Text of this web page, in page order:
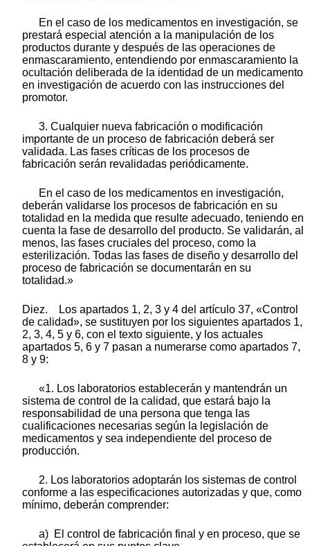
En el caso de los medicamentos en investigación, se
prestará especial atención a la manipulación de los
productos durante y después de las operaciones de
enmascaramiento, entendiendo por enmascaramiento la
ocultación deliberada de la identidad de un medicamento
en investigación de acuerdo con las instrucciones del
promotor.
3. Cualquier nueva fabricación o modificación
importante de un proceso de fabricación deberá ser
validada. Las fases críticas de los procesos de
fabricación serán revalidadas periódicamente.
En el caso de los medicamentos en investigación,
deberán validarse los procesos de fabricación en su
totalidad en la medida que resulte adecuado, teniendo en
cuenta la fase de desarrollo del producto. Se validarán, al
menos, las fases cruciales del proceso, como la
esterilización. Todas las fases de diseño y desarrollo del
proceso de fabricación se documentarán en su
totalidad.»
Diez. Los apartados 1, 2, 3 y 4 del artículo 37, «Control
de calidad», se sustituyen por los siguientes apartados 1,
2, 3, 4, 5 y 6, con el texto siguiente, y los actuales
apartados 5, 6 y 7 pasan a numerarse como apartados 7,
8 y 9:
«1. Los laboratorios establecerán y mantendrán un
sistema de control de la calidad, que estará bajo la
responsabilidad de una persona que tenga las
cualificaciones necesarias según la legislación de
medicamentos y sea independiente del proceso de
producción.
2. Los laboratorios adoptarán los sistemas de control
conforme a las especificaciones autorizadas y que, como
mínimo, deberán comprender:
a) El control de fabricación final y en proceso, que se